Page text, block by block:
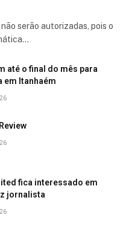
serão autorizadas, pois o
até o final do mês para
em Itanhaém
fica interessado em
jornalista